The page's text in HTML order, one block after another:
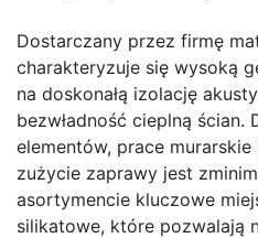
Dostarczany przez firmę
charakteryzuje się wysoką
na doskonałą izolację
bezwładność cieplną
elementów, prace
zużycie zaprawy jest
asortymencie kluczowe
silikatowe, które pozwalają